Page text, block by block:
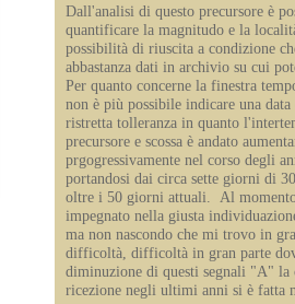
Dall'analisi di questo precursore è
quantificare la magnitudo e la
possibilità di riuscita a condizione
abbastanza dati in archivio su cui
Per quanto concerne la finestra
non è più possibile indicare una data
ristretta tolleranza in quanto
precursore e scossa è andato
prgogressivamente nel corso degli
portandosi dai circa sette giorni di
oltre i 50 giorni attuali. Al
impegnato nella giusta
ma non nascondo che mi trovo in
difficoltà, difficoltà in gran parte
diminuzione di questi segnali "A" la
ricezione negli ultimi anni si è fatta